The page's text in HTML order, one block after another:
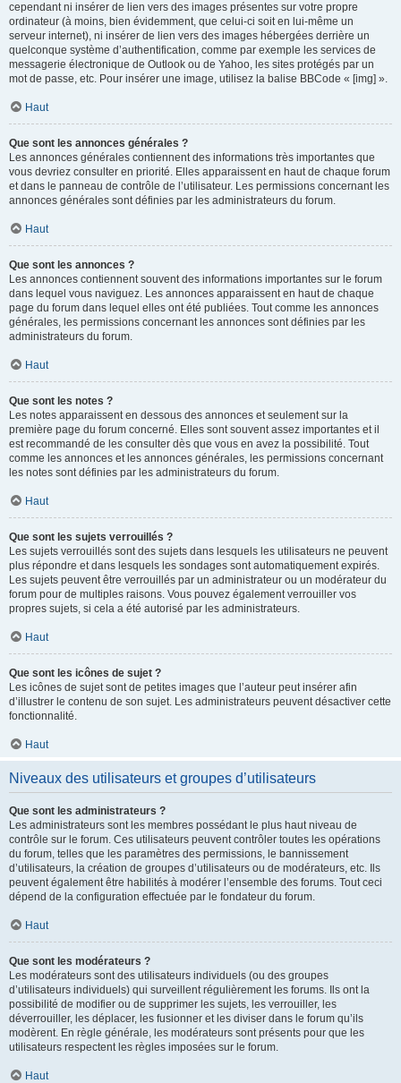
cependant ni insérer de lien vers des images présentes sur votre propre
ordinateur (à moins, bien évidemment, que celui-ci soit en lui-même un
serveur internet), ni insérer de lien vers des images hébergées derrière un
quelconque système d’authentification, comme par exemple les services de
messagerie électronique de Outlook ou de Yahoo, les sites protégés par un
mot de passe, etc. Pour insérer une image, utilisez la balise BBCode « [img] ».
Haut
Que sont les annonces générales ?
Les annonces générales contiennent des informations très importantes que
vous devriez consulter en priorité. Elles apparaissent en haut de chaque forum
et dans le panneau de contrôle de l’utilisateur. Les permissions concernant les
annonces générales sont définies par les administrateurs du forum.
Haut
Que sont les annonces ?
Les annonces contiennent souvent des informations importantes sur le forum
dans lequel vous naviguez. Les annonces apparaissent en haut de chaque
page du forum dans lequel elles ont été publiées. Tout comme les annonces
générales, les permissions concernant les annonces sont définies par les
administrateurs du forum.
Haut
Que sont les notes ?
Les notes apparaissent en dessous des annonces et seulement sur la
première page du forum concerné. Elles sont souvent assez importantes et il
est recommandé de les consulter dès que vous en avez la possibilité. Tout
comme les annonces et les annonces générales, les permissions concernant
les notes sont définies par les administrateurs du forum.
Haut
Que sont les sujets verrouillés ?
Les sujets verrouillés sont des sujets dans lesquels les utilisateurs ne peuvent
plus répondre et dans lesquels les sondages sont automatiquement expirés.
Les sujets peuvent être verrouillés par un administrateur ou un modérateur du
forum pour de multiples raisons. Vous pouvez également verrouiller vos
propres sujets, si cela a été autorisé par les administrateurs.
Haut
Que sont les icônes de sujet ?
Les icônes de sujet sont de petites images que l’auteur peut insérer afin
d’illustrer le contenu de son sujet. Les administrateurs peuvent désactiver cette
fonctionnalité.
Haut
Niveaux des utilisateurs et groupes d’utilisateurs
Que sont les administrateurs ?
Les administrateurs sont les membres possédant le plus haut niveau de
contrôle sur le forum. Ces utilisateurs peuvent contrôler toutes les opérations
du forum, telles que les paramètres des permissions, le bannissement
d’utilisateurs, la création de groupes d’utilisateurs ou de modérateurs, etc. Ils
peuvent également être habilités à modérer l’ensemble des forums. Tout ceci
dépend de la configuration effectuée par le fondateur du forum.
Haut
Que sont les modérateurs ?
Les modérateurs sont des utilisateurs individuels (ou des groupes
d’utilisateurs individuels) qui surveillent régulièrement les forums. Ils ont la
possibilité de modifier ou de supprimer les sujets, les verrouiller, les
déverrouiller, les déplacer, les fusionner et les diviser dans le forum qu’ils
modèrent. En règle générale, les modérateurs sont présents pour que les
utilisateurs respectent les règles imposées sur le forum.
Haut